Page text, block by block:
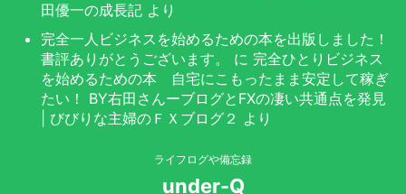
田優一の成長記 より
完全一人ビジネスを始めるための本を出版しました！
書評ありがとうございます。
に 完全ひとりビジネス
を始めるための本 自宅にこもったまま安定して稼ぎ
たい！ BY右田さんーブログとFXの凄い共通点を発見
| びびりな主婦のＦＸブログ２ より
ライフログや備忘録
under-Q